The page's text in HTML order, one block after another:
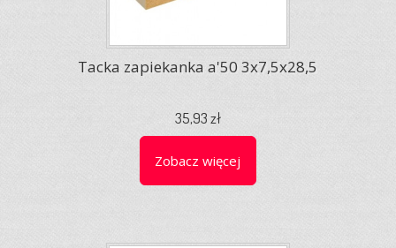
Tacka zapiekanka a'50 3x7,5x28,5
35,93 zł
Zobacz więcej